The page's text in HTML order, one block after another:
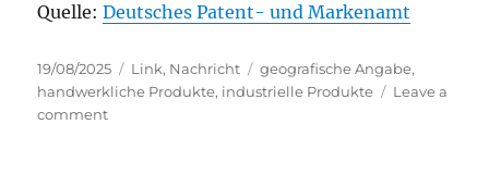
Quelle:Deutsches Patent- und Markenamt
Posted
on
19/08/2025 Categories
Link, Nachricht Tags
geografische Angabe,
handwerkliche Produkte, industrielle Produkte
Leave a
commenton